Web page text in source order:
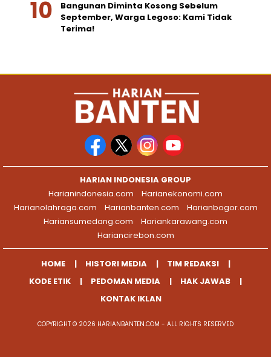
Bangunan Diminta Kosong Sebelum
September, Warga Legoso: Kami Tidak
Terima!
HARIAN INDONESIA GROUP
Harianindonesia.com
Harianekonomi.com
Harianolahraga.com
Harianbanten.com
Harianbogor.com
Hariansumedang.com
Hariankarawang.com
Hariancirebon.com
HOME HISTORI MEDIA
TIM REDAKSI
KODE ETIK
PEDOMAN MEDIA
HAK JAWAB
KONTAK IKLAN
COPYRIGHT © 2026 HARIANBANTEN.COM - ALL RIGHTS RESERVED